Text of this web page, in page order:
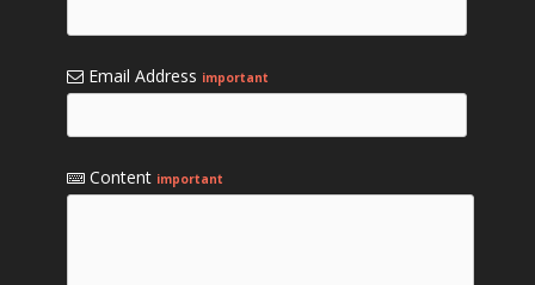
Email Address important
Content important